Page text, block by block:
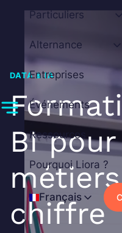
Particuliers
Alternance
Entreprises
Événements
Ressources
Pourquoi Liora ?
Français
DATA & IA
BI
chiffre